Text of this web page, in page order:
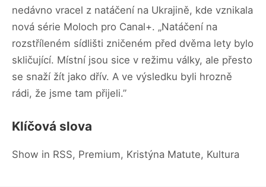
nedávno vracel z natáčení na Ukrajině, kde vznikala
nová série Moloch pro Canal+. „Natáčení na
rozstříleném sídlišti zničeném před dvěma lety bylo
skličující. Místní jsou sice v režimu války, ale přesto
se snaží žít jako dřív. A ve výsledku byli hrozně
rádi, že jsme tam přijeli.”
Klíčová slova
Show in RSS, Premium, Kristýna Matute, Kultura